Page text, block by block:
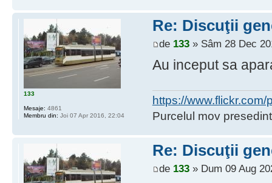
Re: Discuţii
de 133» Sâm 28 Dec
Au inceput sa
https://
Purcelul mov
133
Mesaje: 4861
Membru din: Joi 07 Apr 2016, 22:04
Re: Discuţii
de 133» Dum 09 Aug